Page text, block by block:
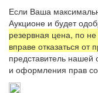
Если Ваша
Аукционе и будет
резервная цена, по
вправе отказаться от
представитель
и оформления прав